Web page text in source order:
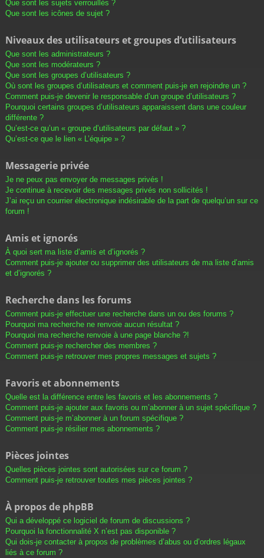
Que sont les sujets verrouillés ?
Que sont les icônes de sujet ?
Niveaux des utilisateurs et groupes d’utilisateurs
Que sont les administrateurs ?
Que sont les modérateurs ?
Que sont les groupes d’utilisateurs ?
Où sont les groupes d’utilisateurs et comment puis-je en rejoindre un ?
Comment puis-je devenir le responsable d’un groupe d’utilisateurs ?
Pourquoi certains groupes d’utilisateurs apparaissent dans une couleur
différente ?
Qu’est-ce qu’un « groupe d’utilisateurs par défaut » ?
Qu’est-ce que le lien « L’équipe » ?
Messagerie privée
Je ne peux pas envoyer de messages privés !
Je continue à recevoir des messages privés non sollicités !
J’ai reçu un courrier électronique indésirable de la part de quelqu’un sur ce
forum !
Amis et ignorés
À quoi sert ma liste d’amis et d’ignorés ?
Comment puis-je ajouter ou supprimer des utilisateurs de ma liste d’amis
et d’ignorés ?
Recherche dans les forums
Comment puis-je effectuer une recherche dans un ou des forums ?
Pourquoi ma recherche ne renvoie aucun résultat ?
Pourquoi ma recherche renvoie à une page blanche ?!
Comment puis-je rechercher des membres ?
Comment puis-je retrouver mes propres messages et sujets ?
Favoris et abonnements
Quelle est la différence entre les favoris et les abonnements ?
Comment puis-je ajouter aux favoris ou m’abonner à un sujet spécifique ?
Comment puis-je m’abonner à un forum spécifique ?
Comment puis-je résilier mes abonnements ?
Pièces jointes
Quelles pièces jointes sont autorisées sur ce forum ?
Comment puis-je retrouver toutes mes pièces jointes ?
À propos de phpBB
Qui a développé ce logiciel de forum de discussions ?
Pourquoi la fonctionnalité X n’est pas disponible ?
Qui dois-je contacter à propos de problèmes d’abus ou d’ordres légaux
liés à ce forum ?